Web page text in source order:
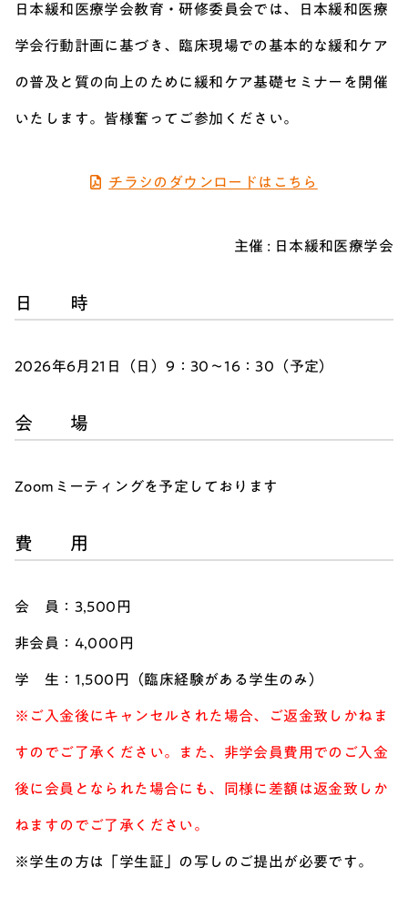
日本緩和医療学会教育・研修委員会では、日本緩和医療
学会行動計画に基づき、臨床現場での基本的な緩和ケア
の普及と質の向上のために緩和ケア基礎セミナーを開催
いたします。皆様奮ってご参加ください。
チラシのダウンロードはこちら
主催 : 日本緩和医療学会
日 時
2026年6月21日（日）9：30～16：30（予定）
会 場
Zoomミーティングを予定しております
費 用
会 員：3,500円
非会員：4,000円
学 生：1,500円（臨床経験がある学生のみ）
※ ご入金後にキャンセルされた場合、ご返金致しかねま
すのでご了承ください。また、非学会員費用でのご入金
後に会員となられた場合にも、同様に差額は返金致しか
ねますのでご了承ください。
※学生の方は「学生証」の写しのご提出が必要です。